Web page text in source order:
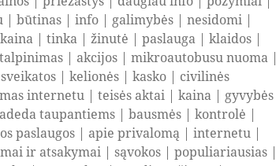
|būtinas |info | galimybės |nesidomi |
kaina |tinka |žinutė |paslauga |klaidos |
talpinimas | akcijos |mikroautobusu nuoma |
sveikatos |kelionės |kasko | civilinės
internetu |teisės aktai |kaina | gyvybės
taupantiems |bausmės |kontrolė |
paslaugos | apie privalomą |internetu |
ir atsakymai |sąvokos |populiariausias |